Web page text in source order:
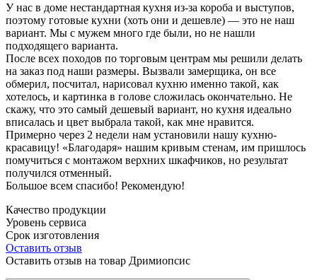
У нас в доме нестандартная кухня из-за короба и выступов,
поэтому готовые кухни (хоть они и дешевле) — это не наш
вариант. Мы с мужем много где были, но не нашли
подходящего варианта.
После всех походов по торговым центрам мы решили делать
на заказ под наши размеры. Вызвали замерщика, он все
обмерил, посчитал, нарисовал кухню именно такой, как
хотелось, и картинка в голове сложилась окончательно. Не
скажу, что это самый дешевый вариант, но кухня идеально
вписалась и цвет выбрала такой, как мне нравится.
Примерно через 2 недели нам установили нашу кухню-
красавицу! «Благодаря» нашим кривым стенам, им пришлось
помучиться с монтажом верхних шкафчиков, но результат
получился отменный.
Большое всем спасибо! Рекомендую!
Качество продукции
Уровень сервиса
Срок изготовления
Оставить отзыв
Оставить отзыв на товар Дримиопсис